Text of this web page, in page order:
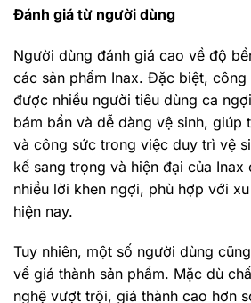
Đánh giá từ người dùng
Người dùng đánh giá cao về độ
các sản phẩm Inax. Đặc biệt, công
được nhiều người tiêu dùng ca
bám bẩn và dễ dàng vệ sinh, giúp
và công sức trong việc duy trì vệ
kế sang trọng và hiện đại của Inax
nhiều lời khen ngợi, phù hợp với
hiện nay.
Tuy nhiên, một số người dùng
về giá thành sản phẩm. Mặc dù
nghệ vượt trội, giá thành cao hơn